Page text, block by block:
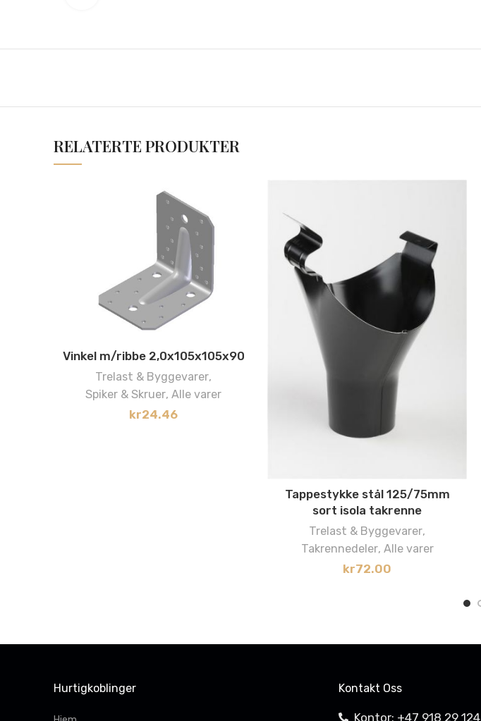
RELATERTE PRODUKTER
Vinkel m/ribbe 2,0x105x105x90
Trelast & Byggevarer,
Spiker & Skruer, Alle varer
kr24.46
Tappestykke stål 125/75mm
sort isola takrenne
Trelast & Byggevarer,
Takrennedeler, Alle varer
kr72.00
Hurtigkoblinger Kontakt Oss
Kontor: +47 918 29 124